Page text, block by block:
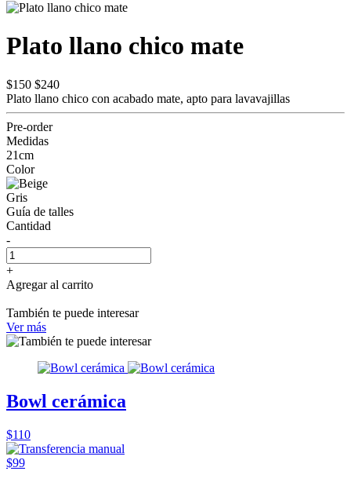
Plato llano chico mate
$150 $240
Plato llano chico con acabado mate, apto para lavavajillas
Pre-order
Medidas
21cm
Color
Gris
Guía de talles
Cantidad
-
+
Agregar al carrito
También te puede interesar
Ver más
Bowl cerámica
$110
$99